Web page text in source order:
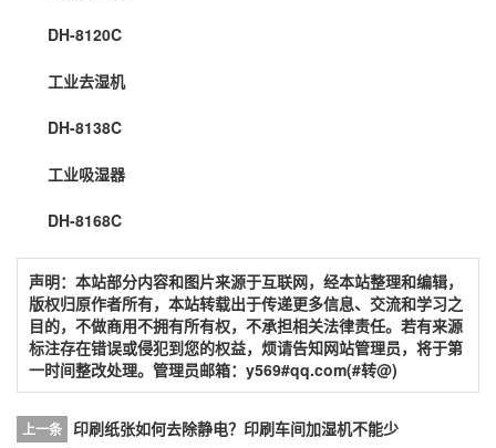
DH-8120C
工业去湿机
DH-8138C
工业吸湿器
DH-8168C
声明：本站部分内容和图片来源于互联网，经本站整理和编辑，
版权归原作者所有，本站转载出于传递更多信息、交流和学习之
目的，不做商用不拥有所有权，不承担相关法律责任。若有来源
标注存在错误或侵犯到您的权益，烦请告知网站管理员，将于第
一时间整改处理。管理员邮箱：y569#qq.com(#转@)
上一条 印刷纸张如何去除静电？印刷车间加湿机不能少